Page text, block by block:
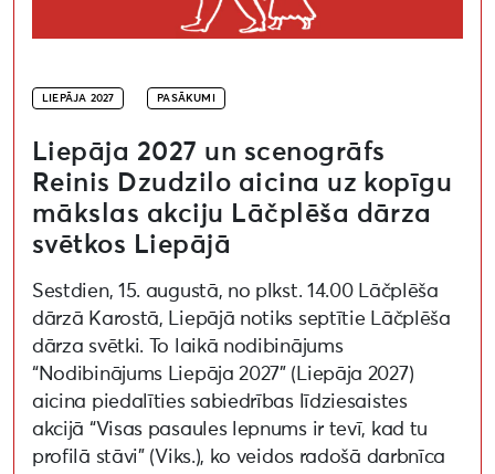
LIEPĀJA 2027 PASĀKUMI
Liepāja 2027 un scenogrāfs
Reinis Dzudzilo aicina uz kopīgu
mākslas akciju Lāčplēša dārza
svētkos Liepājā
Sestdien, 15. augustā, no plkst. 14.00 Lāčplēša
dārzā Karostā, Liepājā notiks septītie Lāčplēša
dārza svētki. To laikā nodibinājums
“Nodibinājums Liepāja 2027” (Liepāja 2027)
aicina piedalīties sabiedrības līdziesaistes
akcijā “Visas pasaules lepnums ir tevī, kad tu
profilā stāvi” (Viks.), ko veidos radošā darbnīca